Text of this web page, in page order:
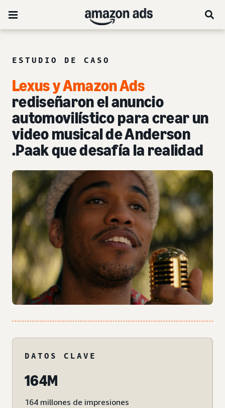
ESTUDIO DE CASO
Lexus y Amazon Ads
rediseñaron el anuncio
automovilístico para crear un
video musical de Anderson
.Paak que desafía la realidad
DATOS CLAVE
164M
164 millones de impresiones